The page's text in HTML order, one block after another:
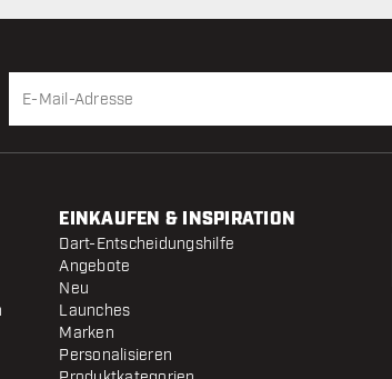
EINKAUFEN & INSPIRATION
Dart-Entscheidungshilfe
Angebote
Neu
Launches
Marken
Personalisieren